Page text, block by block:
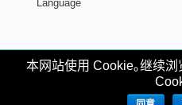
Language
Copyright ©Allion
44030002009748号
本网站使用 Cookie｡继续